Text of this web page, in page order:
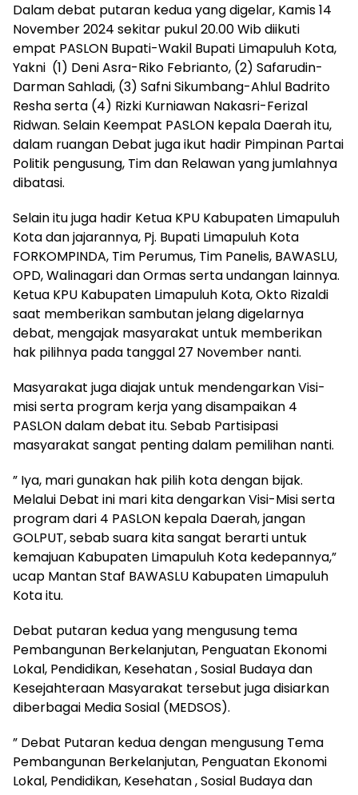
Dalam debat putaran kedua yang digelar, Kamis 14
November 2024 sekitar pukul 20.00 Wib diikuti
empat PASLON Bupati-Wakil Bupati Limapuluh Kota,
Yakni (1) Deni Asra-Riko Febrianto, (2) Safarudin-
Darman Sahladi, (3) Safni Sikumbang-Ahlul Badrito
Resha serta (4) Rizki Kurniawan Nakasri-Ferizal
Ridwan. Selain Keempat PASLON kepala Daerah itu,
dalam ruangan Debat juga ikut hadir Pimpinan Partai
Politik pengusung, Tim dan Relawan yang jumlahnya
dibatasi.
Selain itu juga hadir Ketua KPU Kabupaten Limapuluh
Kota dan jajarannya, Pj. Bupati Limapuluh Kota
FORKOMPINDA, Tim Perumus, Tim Panelis, BAWASLU,
OPD, Walinagari dan Ormas serta undangan lainnya.
Ketua KPU Kabupaten Limapuluh Kota, Okto Rizaldi
saat memberikan sambutan jelang digelarnya
debat, mengajak masyarakat untuk memberikan
hak pilihnya pada tanggal 27 November nanti.
Masyarakat juga diajak untuk mendengarkan Visi-
misi serta program kerja yang disampaikan 4
PASLON dalam debat itu. Sebab Partisipasi
masyarakat sangat penting dalam pemilihan nanti.
” Iya, mari gunakan hak pilih kota dengan bijak.
Melalui Debat ini mari kita dengarkan Visi-Misi serta
program dari 4 PASLON kepala Daerah, jangan
GOLPUT, sebab suara kita sangat berarti untuk
kemajuan Kabupaten Limapuluh Kota kedepannya,”
ucap Mantan Staf BAWASLU Kabupaten Limapuluh
Kota itu.
Debat putaran kedua yang mengusung tema
Pembangunan Berkelanjutan, Penguatan Ekonomi
Lokal, Pendidikan, Kesehatan , Sosial Budaya dan
Kesejahteraan Masyarakat tersebut juga disiarkan
diberbagai Media Sosial (MEDSOS).
” Debat Putaran kedua dengan mengusung Tema
Pembangunan Berkelanjutan, Penguatan Ekonomi
Lokal, Pendidikan, Kesehatan , Sosial Budaya dan